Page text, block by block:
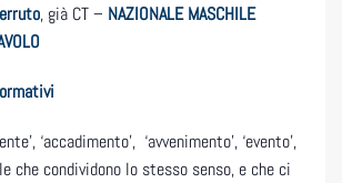
, già CT – NAZIONALE MASCHILE
‘accadimento’, ‘avvenimento’, ‘evento’,
che condividono lo stesso senso, e che ci